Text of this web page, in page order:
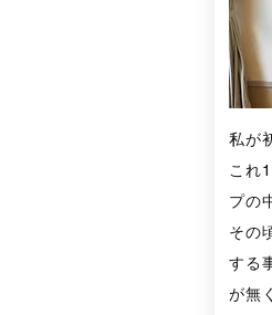
私が
これ
プの
その
する
が無